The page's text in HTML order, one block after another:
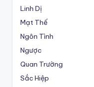
Linh Dị
Mạt Thế
Ngôn Tình
Ngược
Quan Trường
Sắc Hiệp